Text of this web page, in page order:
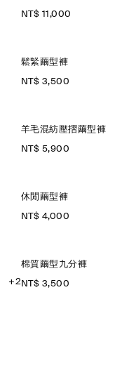
NT$ 11,000
鬆緊繭型褲
NT$ 3,500
羊毛混紡壓摺繭型褲
NT$ 5,900
休閒繭型褲
NT$ 4,000
+2
棉質繭型九分褲
NT$ 3,500